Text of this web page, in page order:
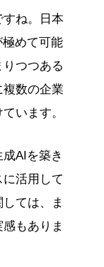
すね。日本
めて可能
つつある
複数の企業
います。
AIを築き
に活用して
ては、ま
もありま